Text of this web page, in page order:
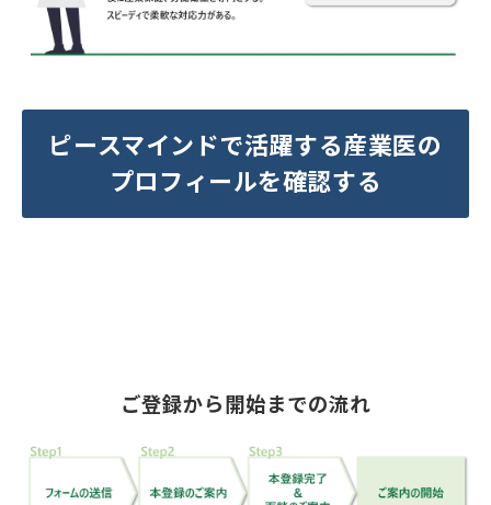
ピースマインドで活躍する産業医の
プロフィールを確認する
ご登録から開始までの流れ